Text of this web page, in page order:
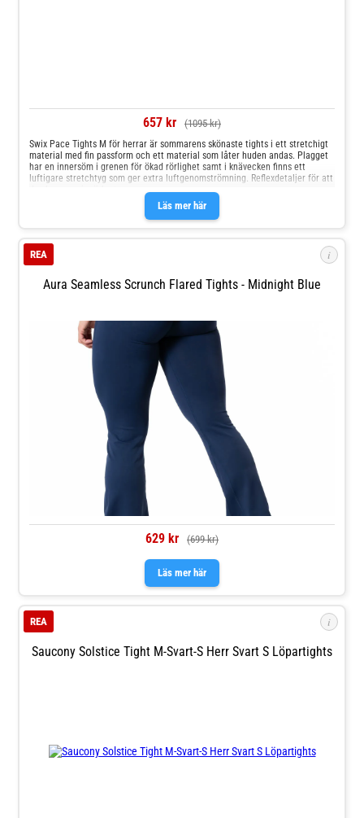
657 kr (1095 kr)
Läs mer här
Swix Pace Tights M för herrar är sommarens skönaste tights i ett stretchigt
material med fin passform och ett material som låter huden andas. Plagget
har en innersöm i grenen för ökad rörlighet samt i knävecken finns ett
luftigare stretchtyg som ger extra luftgenomströmning. Reflexdetaljer för att
i
Aura Seamless Scrunch Flared Tights - Midnight Blue
REA
629 kr (699 kr)
Läs mer här
i
Saucony Solstice Tight M-Svart-S Herr Svart S Löpartights
REA